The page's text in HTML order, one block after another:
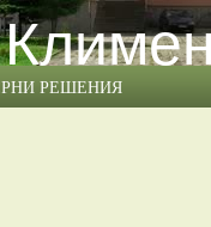
РЕШЕНИЯ